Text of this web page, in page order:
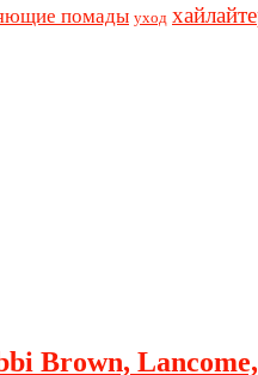
помады уход
Brown,